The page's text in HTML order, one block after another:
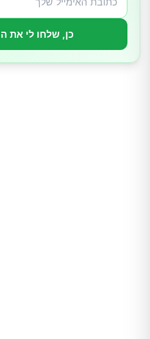
כן, שלחו לי את